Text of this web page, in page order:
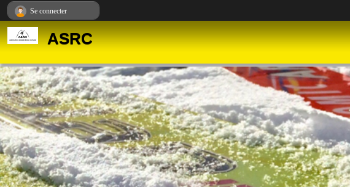
ASRC
Se connecter
Panneau de gestion des cookies